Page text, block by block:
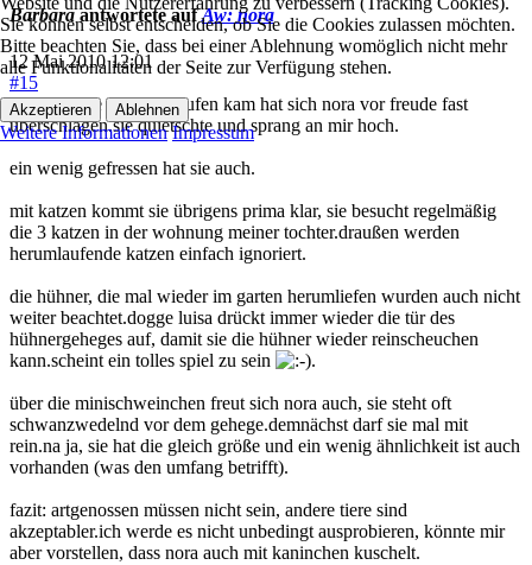
Barbaraantwortete aufAw: nora
12 Mai 2010 12:01
#15
als ich heute vom einkaufen kam hat sich nora vor freude fast
überschlagen.sie quietschte und sprang an mir hoch.
ein wenig gefressen hat sie auch.
mit katzen kommt sie übrigens prima klar, sie besucht regelmäßig
die 3 katzen in der wohnung meiner tochter.draußen werden
herumlaufende katzen einfach ignoriert.
die hühner, die mal wieder im garten herumliefen wurden auch nicht
weiter beachtet.dogge luisa drückt immer wieder die tür des
hühnergeheges auf, damit sie die hühner wieder reinscheuchen
kann.scheint ein tolles spiel zu sein
.
über die minischweinchen freut sich nora auch, sie steht oft
schwanzwedelnd vor dem gehege.demnächst darf sie mal mit
rein.na ja, sie hat die gleich größe und ein wenig ähnlichkeit ist auch
vorhanden (was den umfang betrifft).
fazit: artgenossen müssen nicht sein, andere tiere sind
akzeptabler.ich werde es nicht unbedingt ausprobieren, könnte mir
aber vorstellen, dass nora auch mit kaninchen kuschelt.
Sie können selbst entscheiden, ob Sie die Cookies zulassen möchten.
Bitte beachten Sie, dass bei einer Ablehnung womöglich nicht mehr
alle Funktionalitäten der Seite zur Verfügung stehen.
Akzeptieren Ablehnen
Weitere Informationen Impressum